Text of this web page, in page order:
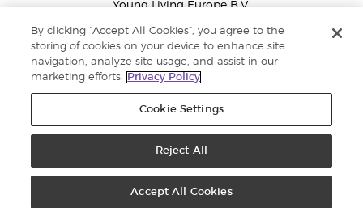
Young Living Europe B.V.
9727 AJ Groningen
Klientų aptarnavimas (nemokami skambučiai iš laidinių
telefonų Lietuvoje)80030914
Privatumo politika
By clicking “Accept All Cookies”, you agree to the
storing of cookies on your device to enhance site
navigation, analyze site usage, and assist in our
marketing efforts.
Privacy Policy
Cookie Settings
Reject All
Accept All Cookies